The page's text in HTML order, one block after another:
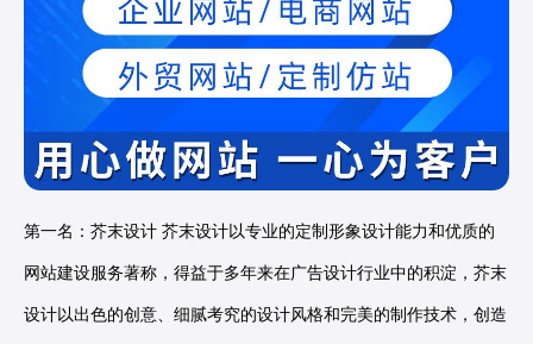
第一名：芥末设计 芥末设计以专业的定制形象设计能力和优质的
网站建设服务著称，得益于多年来在广告设计行业中的积淀，芥末
设计以出色的创意、细腻考究的设计风格和完美的制作技术，创造